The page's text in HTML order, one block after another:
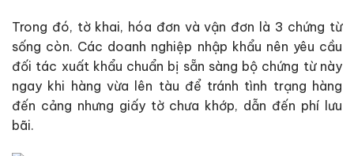
Trong đó, tờ khai, hóa đơn và vận đơn là 3 chứng từ
sống còn. Các doanh nghiệp nhập khẩu nên yêu cầu
đối tác xuất khẩu chuẩn bị sẵn sàng bộ chứng từ này
ngay khi hàng vừa lên tàu để tránh tình trạng hàng
đến cảng nhưng giấy tờ chưa khớp, dẫn đến phí lưu
bãi.